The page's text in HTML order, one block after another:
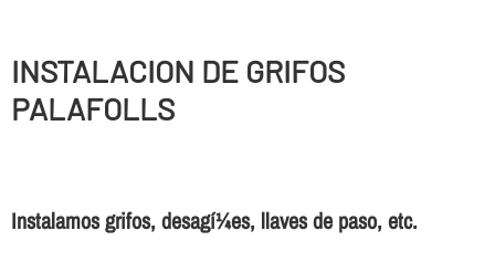
INSTALACION DE GRIFOS
PALAFOLLS
Instalamos grifos, desagí¼es, llaves de paso, etc.